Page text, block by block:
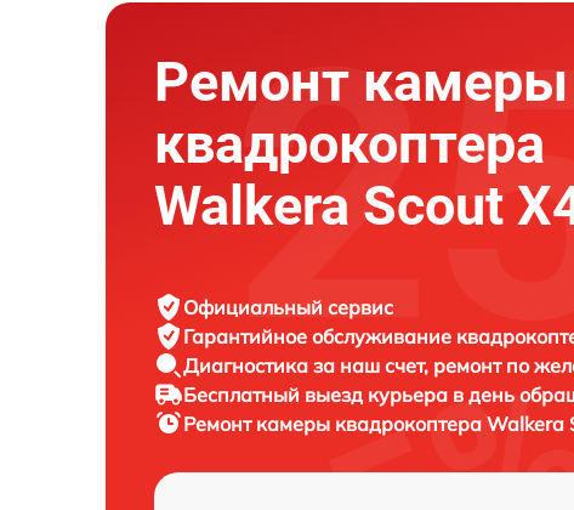
Ремонт камеры
квадрокоптера
Walkera Scout
Официальный сервис
Гарантийное обслуживание
Диагностика за наш счет, ремонт по
Бесплатный выезд курьера в день
Ремонт камеры квадрокоптера Walkera